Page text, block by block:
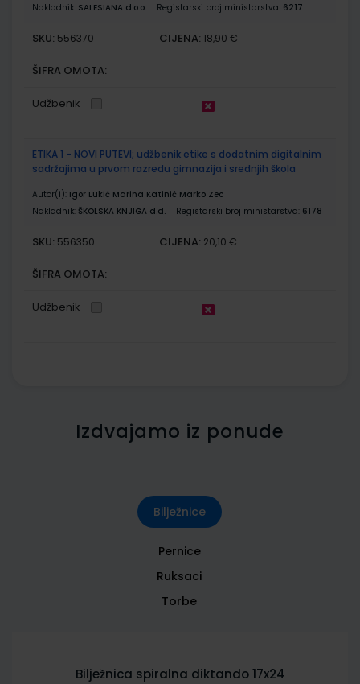
Nakladnik: SALESIANA d.o.o. Registarski broj ministarstva: 6217
SKU: 556370 CIJENA: 18,90 €
ŠIFRA OMOTA:
Udžbenik
ETIKA 1 - NOVI PUTEVI; udžbenik etike s dodatnim digitalnim
sadržajima u prvom razredu gimnazija i srednjih škola
Autor(i): Igor Lukić Marina Katinić Marko Zec
Nakladnik: ŠKOLSKA KNJIGA d.d. Registarski broj ministarstva: 6178
SKU: 556350 CIJENA: 20,10 €
ŠIFRA OMOTA:
Udžbenik
Izdvajamo iz ponude
Bilježnice
Pernice
Ruksaci
Torbe
Bilježnica spiralna diktando 17x24